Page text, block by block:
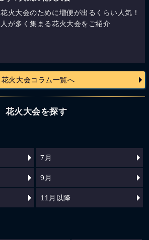
花火大会のために増便が出るくらい人気！
人が多く集まる花火大会をご紹介
花火大会コラム一覧へ
花火大会を探す
7月
9月
11月以降